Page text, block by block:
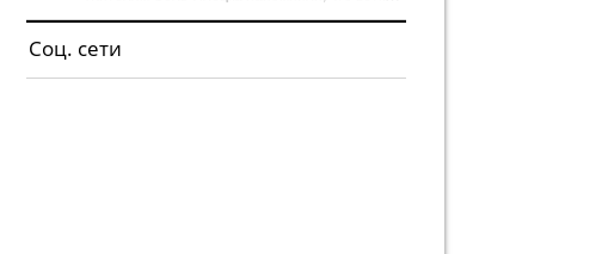
Соц. сети